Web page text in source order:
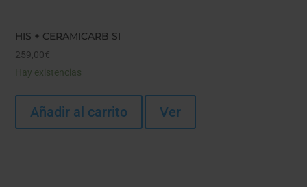
HIS + CERAMICARB SI
259,00€
Hay existencias
Añadir al carrito Ver